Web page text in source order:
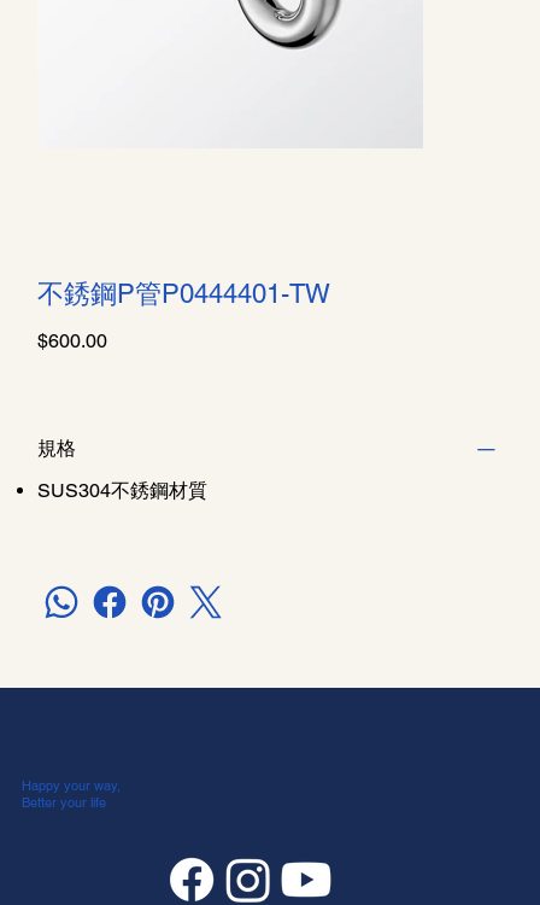
不銹鋼P管P0444401-TW
價
格
$600.00
規格
SUS304不銹鋼材質
Happy your way,
Better your life